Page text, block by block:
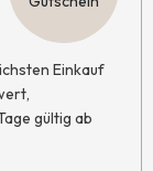
Einkauf
gültig ab